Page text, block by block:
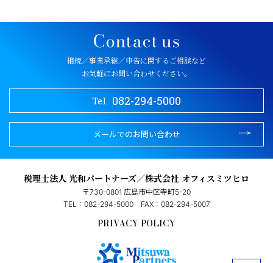
相続／事業承継／申告に関するご相談など
お気軽にお問い合わせください。
Tel. 082-294-5000
メールでのお問い合わせ
税理士法人 光和パートナーズ／株式会社 オフィスミツヒロ
〒730-0801 広島市中区寺町5-20
TEL：082-294-5000
FAX：082-294-5007
PRIVACY POLICY